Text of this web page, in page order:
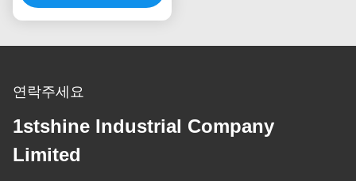
연락주세요
1stshine Industrial Company
Limited